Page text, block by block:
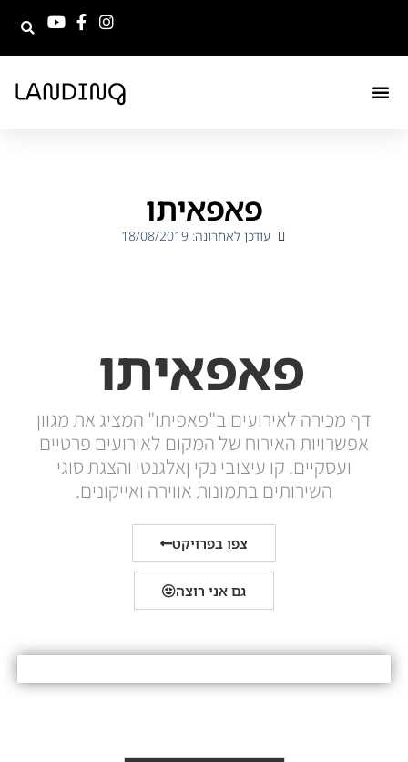
פאפאיתו
עודכן לאחרונה: 18/08/2019
פאפאיתו
דף מכירה לאירועים ב"פאפיתו" המציג את מגוון
אפשרויות האירוח של המקום לאירועים פרטיים
ועסקיים. קו עיצובי נקי ןאלגנטי והצגת סוגי
השירותים בתמונות אווירה ואייקונים.
צפו בפרויקט
גם אני רוצה